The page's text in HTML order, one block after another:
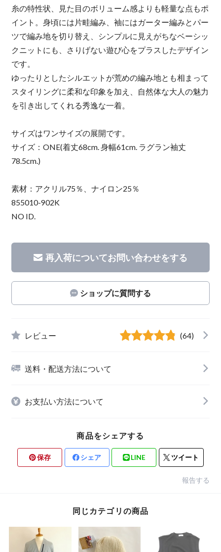
糸の特性状、見た目のボリューム感よりも軽量な点もポ
イント。身頃には片畦編み、袖にはガーター編みとパー
ツで編み地を切り替え、シンプルに見えがちなベーシッ
クニットにも、さりげない遊び心をプラスしたデザイン
です。
ゆったりとしたシルエットが荒めの編み地とも相まって
スタイリングに柔和な印象を加え、自然体な大人の魅力
を引き出してくれる秀逸な一着。
サイズはワンサイズの展開です。
サイズ：ONE(着丈68cm. 身幅61cm. ラグラン袖丈
78.5cm.)
素材：アクリル75％、ナイロン25％
855010-902K
NO ID.
再入荷についてお問い合わせをする
ショップに質問する
レビュー (64)
送料・配送方法について
お支払い方法について
商品をシェアする
保存 シェア LINE ツイート
報告する
同じカテゴリの商品